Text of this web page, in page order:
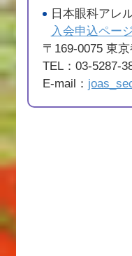
日本眼科アレ
入会申込ペー
〒169-0075 東
TEL：03-5287-
E-mail：